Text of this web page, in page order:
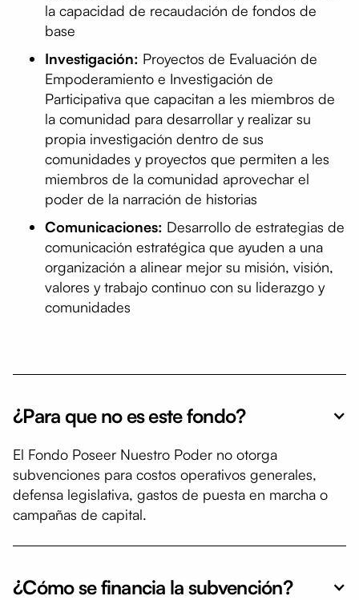
la capacidad de recaudación de fondos de
base
Investigación: Proyectos de Evaluación de
Empoderamiento e Investigación de
Participativa que capacitan a les miembros de
la comunidad para desarrollar y realizar su
propia investigación dentro de sus
comunidades y proyectos que permiten a les
miembros de la comunidad aprovechar el
poder de la narración de historias
Comunicaciones: Desarrollo de estrategias de
comunicación estratégica que ayuden a una
organización a alinear mejor su misión, visión,
valores y trabajo continuo con su liderazgo y
comunidades
¿Para que no es este fondo?
El Fondo Poseer Nuestro Poder no otorga
subvenciones para costos operativos generales,
defensa legislativa, gastos de puesta en marcha o
campañas de capital.
¿Cómo se financia la subvención?